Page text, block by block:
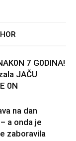
7 G0DlNA!
JAČU
0N
na dan
a onda je
zaboravila